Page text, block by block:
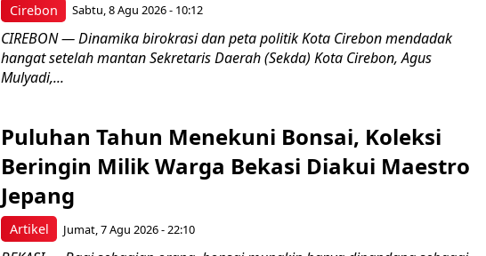
Cirebon Sabtu, 8 Agu 2026 - 10:12
CIREBON — Dinamika birokrasi dan peta politik Kota Cirebon mendadak
hangat setelah mantan Sekretaris Daerah (Sekda) Kota Cirebon, Agus
Mulyadi,...
Artikel
Puluhan Tahun Menekuni Bonsai, Koleksi
Beringin Milik Warga Bekasi Diakui Maestro
Jepang
Jumat, 7 Agu 2026 - 22:10